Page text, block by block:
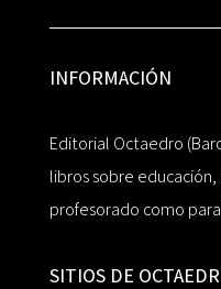
INFORMACIÓN
Editorial Octaedro
libros sobre
profesorado como
SITIOS DE